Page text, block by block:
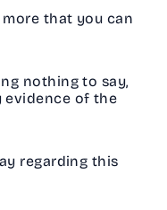
that you can
nothing to say,
evidence of the
regarding this